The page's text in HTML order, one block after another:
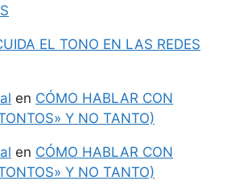
EL TONO EN LAS REDES
en CÓMO HABLAR CON
Y NO TANTO)
en CÓMO HABLAR CON
Y NO TANTO)